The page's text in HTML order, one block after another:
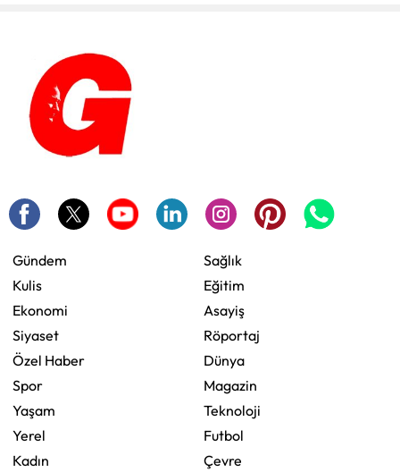
Gündem
Kulis
Ekonomi
Siyaset
Özel Haber
Spor
Yaşam
Yerel
Kadın
Sağlık
Eğitim
Asayiş
Röportaj
Dünya
Magazin
Teknoloji
Futbol
Çevre